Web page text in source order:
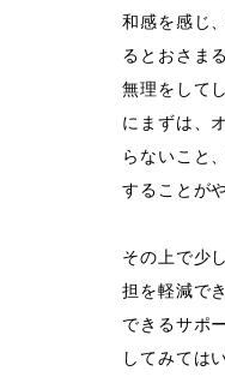
和感を感じ
るとおさま
無理をして
にまずは、
らないこと
することが
その上で少
担を軽減で
できるサポ
してみては